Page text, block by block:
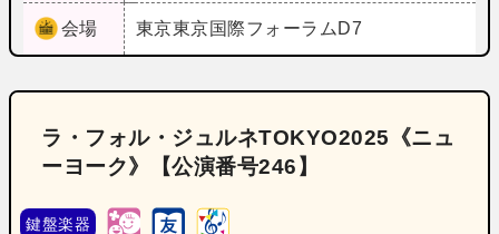
会場 東京東京国際フォーラムD7
ラ・フォル・ジュルネTOKYO2025《ニュ
ーヨーク》【公演番号246】
鍵盤楽器